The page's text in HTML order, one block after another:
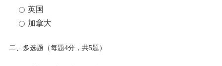
英国
加拿大
二、多选题（每题4分，共5题）